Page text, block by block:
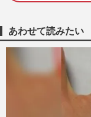
期
週
あわせて読みたい